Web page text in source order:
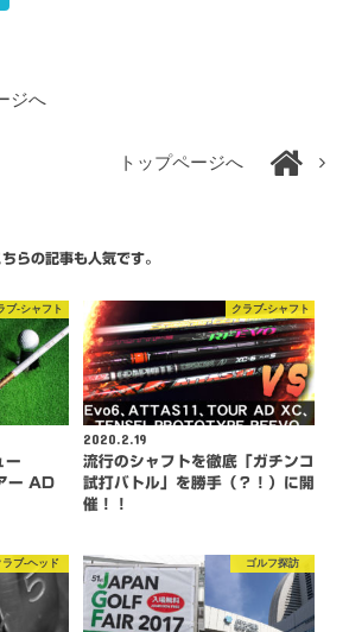
ジへ
トップページへ
ちらの記事も人気です。
ブ-シャフト
ー
ー AD
クラブ-シャフト
2020.2.19
流行のシャフトを徹底「ガチンコ
試打バトル」を勝手（？！）に開
催！！
ラブ-ヘッド ゴルフ探訪